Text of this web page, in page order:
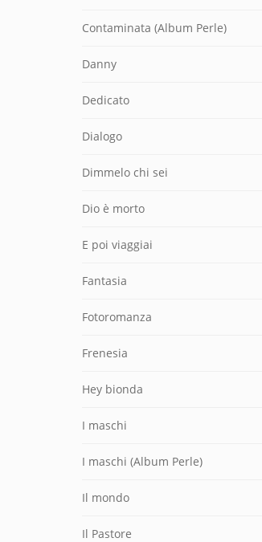
Contaminata (Album Perle)
Danny
Dedicato
Dialogo
Dimmelo chi sei
Dio è morto
E poi viaggiai
Fantasia
Fotoromanza
Frenesia
Hey bionda
I maschi
I maschi (Album Perle)
Il mondo
Il Pastore